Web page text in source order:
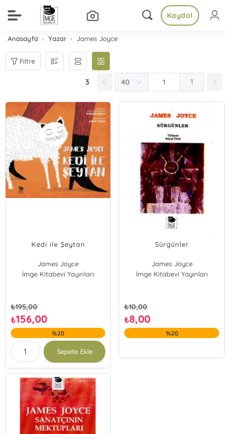
Kaydol
Anasayfa Yazar James Joyce
Filtre
3 1
Kedi ile Şeytan
James Joyce
İmge Kitabevi Yayınları
₺195,00
₺156,00
%20
Sepete Ekle
Sürgünler
James Joyce
İmge Kitabevi Yayınları
₺10,00
₺8,00
%20